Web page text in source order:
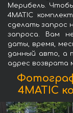
Мерибель.
4MATIC
сделать запрос
запроса. Вам
даты, время,
данный авто, а
адрес возврата
4MATIC